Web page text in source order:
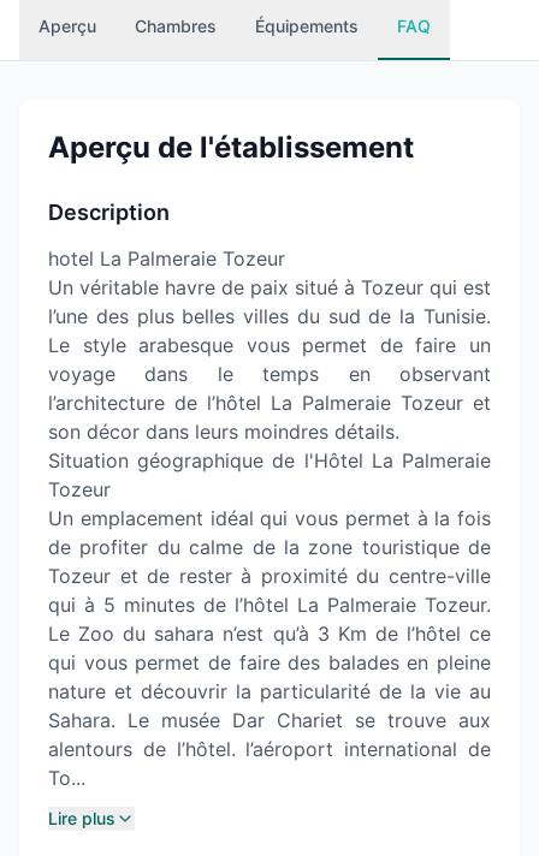
Aperçu Chambres Équipements FAQ
Aperçu de l'établissement
Description
hotel La Palmeraie Tozeur
Un véritable havre de paix situé à Tozeur qui est
l’une des plus belles villes du sud de la Tunisie.
Le style arabesque vous permet de faire un
voyage dans le temps en observant
l’architecture de l’hôtel La Palmeraie Tozeur et
son décor dans leurs moindres détails.
Situation géographique de l'Hôtel La Palmeraie
Tozeur
Un emplacement idéal qui vous permet à la fois
de profiter du calme de la zone touristique de
Tozeur et de rester à proximité du centre-ville
qui à 5 minutes de l’hôtel La Palmeraie Tozeur.
Le Zoo du sahara n’est qu’à 3 Km de l’hôtel ce
qui vous permet de faire des balades en pleine
nature et découvrir la particularité de la vie au
Sahara. Le musée Dar Chariet se trouve aux
alentours de l’hôtel. l’aéroport international de
To...
Lire plus